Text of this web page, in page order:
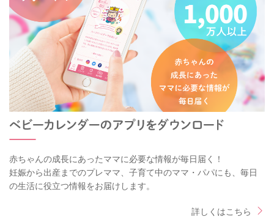
赤ちゃんの成長にあったママに必要な情報が毎日届く！
妊娠から出産までのプレママ、子育て中のママ・パパにも、毎日
の生活に役立つ情報をお届けします。
詳しくはこちら